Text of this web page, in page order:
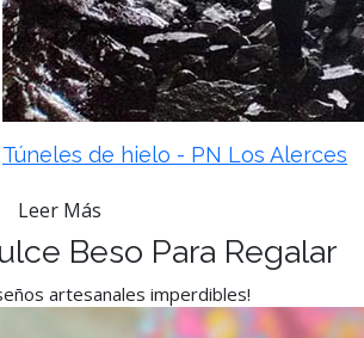
Túneles de hielo - PN Los Alerces
Leer Más
Beso Para Regalar
artesanales imperdibles!